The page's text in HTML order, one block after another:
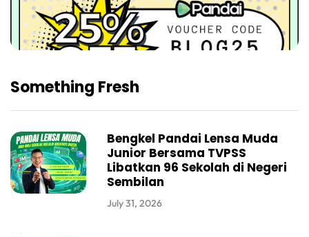
Something Fresh
Bengkel Pandai Lensa Muda
Junior Bersama TVPSS
Libatkan 96 Sekolah di Negeri
Sembilan
July 31, 2026